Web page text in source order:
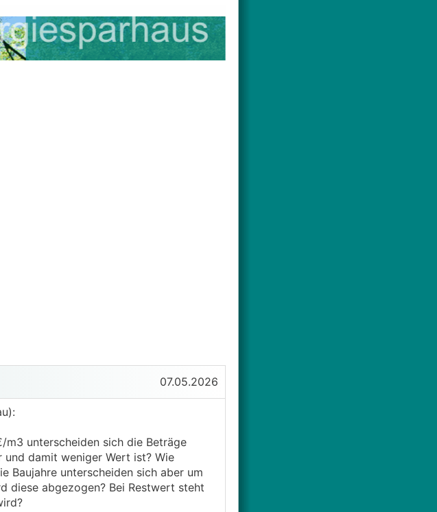
07.05.2026
unterscheiden sich die Beträge
und damit weniger Wert ist? Wie
Baujahre unterscheiden sich aber um
diese abgezogen? Bei Restwert steht